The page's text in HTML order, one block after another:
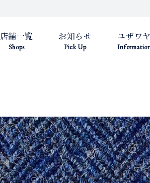
店舗一覧
Shops
お知らせ
Pick Up
ユザワヤ